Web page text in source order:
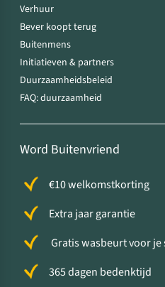
Verhuur
Bever koopt terug
Buitenmens
Initiatieven & partners
Duurzaamheidsbeleid
FAQ: duurzaamheid
Word Buitenvriend
€10 welkomstkorting
Extra jaar garantie
Gratis wasbeurt voor je
365 dagen bedenktijd